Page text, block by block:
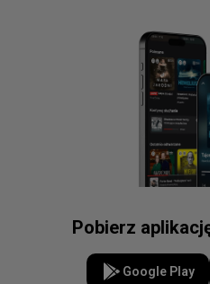
Pobierz
Google Play